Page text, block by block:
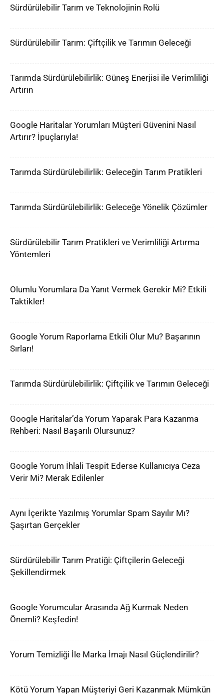
Sürdürülebilir Tarım ve Teknolojinin Rolü
Sürdürülebilir Tarım: Çiftçilik ve Tarımın Geleceği
Tarımda Sürdürülebilirlik: Güneş Enerjisi ile Verimliliği
Artırın
Google Haritalar Yorumları Müşteri Güvenini Nasıl
Artırır? İpuçlarıyla!
Tarımda Sürdürülebilirlik: Geleceğin Tarım Pratikleri
Tarımda Sürdürülebilirlik: Geleceğe Yönelik Çözümler
Sürdürülebilir Tarım Pratikleri ve Verimliliği Artırma
Yöntemleri
Olumlu Yorumlara Da Yanıt Vermek Gerekir Mi? Etkili
Taktikler!
Google Yorum Raporlama Etkili Olur Mu? Başarının
Sırları!
Tarımda Sürdürülebilirlik: Çiftçilik ve Tarımın Geleceği
Google Haritalar’da Yorum Yaparak Para Kazanma
Rehberi: Nasıl Başarılı Olursunuz?
Google Yorum İhlali Tespit Ederse Kullanıcıya Ceza
Verir Mi? Merak Edilenler
Aynı İçerikte Yazılmış Yorumlar Spam Sayılır Mı?
Şaşırtan Gerçekler
Sürdürülebilir Tarım Pratiği: Çiftçilerin Geleceği
Şekillendirmek
Google Yorumcular Arasında Ağ Kurmak Neden
Önemli? Keşfedin!
Yorum Temizliği İle Marka İmajı Nasıl Güçlendirilir?
Kötü Yorum Yapan Müşteriyi Geri Kazanmak Mümkün